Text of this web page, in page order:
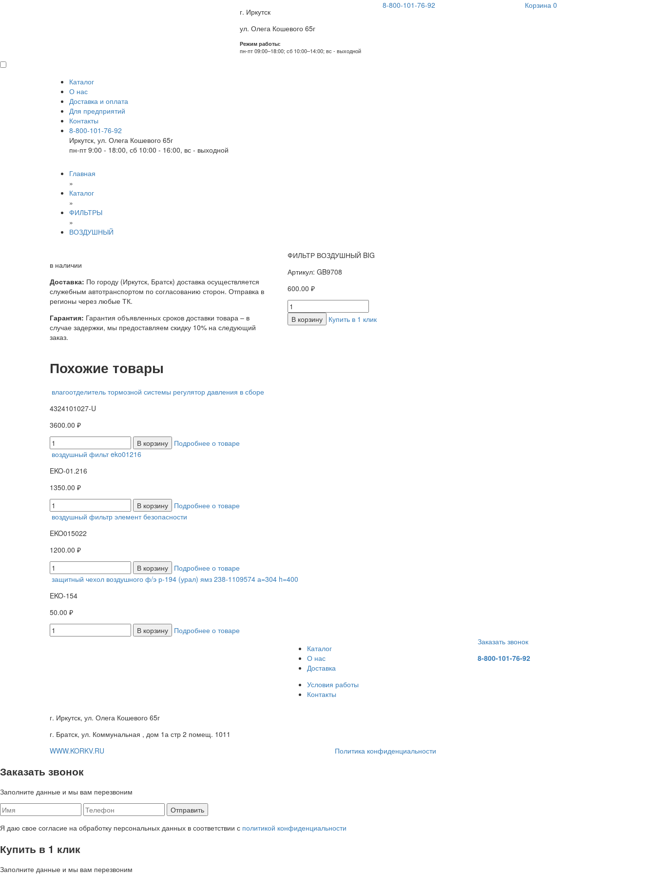
г. Иркутск
ул. Олега Кошевого 65г
Режим работы:
пн-пт 09:00–18:00; сб 10:00–14:00; вс - выходной
8-800-101-76-92 Корзина 0
Каталог
О нас
Доставка и оплата
Для предприятий
Контакты
8-800-101-76-92
Иркутск, ул. Олега Кошевого 65г
пн-пт 9:00 - 18:00, сб 10:00 - 16:00, вс - выходной
Главная
»
Каталог
»
ФИЛЬТРЫ
»
ВОЗДУШНЫЙ
в наличии
Доставка: По городу (Иркутск, Братск) доставка осуществляется
служебным автотранспортом по согласованию сторон. Отправка в
регионы через любые ТК.
Гарантия: Гарантия объявленных сроков доставки товара – в
случае задержки, мы предоставляем скидку 10% на следующий
заказ.
ФИЛЬТР ВОЗДУШНЫЙ BIG
Артикул: GB9708
600.00 ₽
В корзину Купить в 1 клик
Похожие товары
влагоотделитель тормозной системы регулятор давления в сборе
4324101027-U
3600.00 ₽
В корзину
Подробнее о товаре
воздушный фильт eko01216
EKO-01.216
1350.00 ₽
В корзину
Подробнее о товаре
воздушный фильтр элемент безопасности
EKO015022
1200.00 ₽
В корзину
Подробнее о товаре
защитный чехол воздушного ф/э р-194 (урал) ямз 238-1109574 а=304 h=400
EKO-154
50.00 ₽
В корзину
Подробнее о товаре
Каталог
О нас
Доставка
Условия работы
Контакты
Заказать звонок
8-800-101-76-92
г. Иркутск, ул. Олега Кошевого 65г
г. Братск, ул. Коммунальная , дом 1а стр 2 помещ. 1011
WWW.KORKV.RU
Политика конфиденциальности
Заказать звонок
Заполните данные и мы вам перезвоним
Я даю свое согласие на обработку персональных данных в соответствии с политикой конфиденциальности
Купить в 1 клик
Заполните данные и мы вам перезвоним